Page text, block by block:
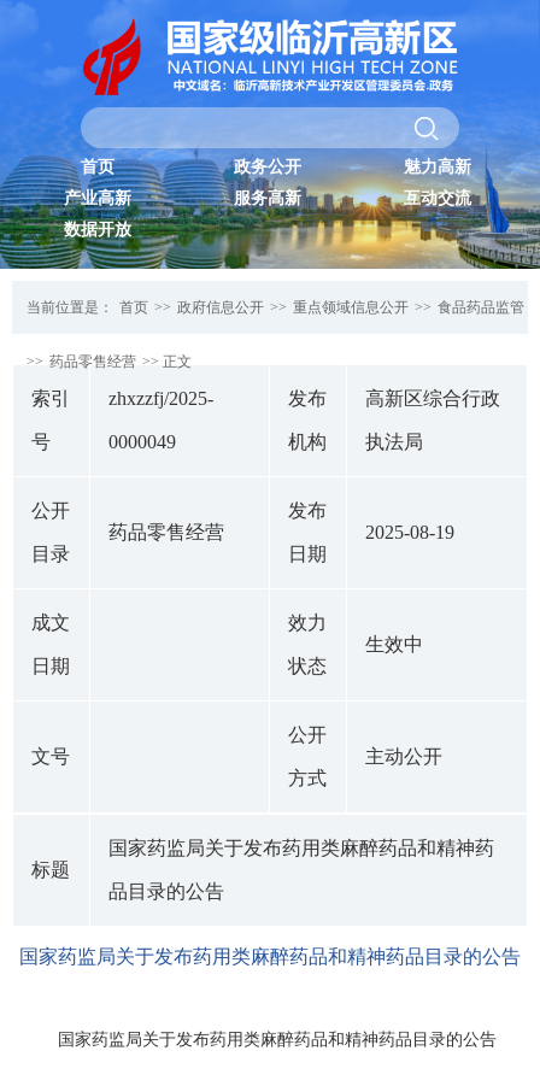
首页 政务公开
魅力高新
产业高新
服务高新
互动交流
数据开放
当前位置是： 首页 >> 政府信息公开 >> 重点领域信息公开 >> 食品药品监管
>> 药品零售经营 >> 正文
索引
号
zhxzzfj/2025-
0000049
发布
机构
高新区综合行政
执法局
公开
目录
药品零售经营
发布
日期
2025-08-19
成文
日期
效力
状态
生效中
文号
公开
方式
主动公开
标题
国家药监局关于发布药用类麻醉药品和精神药
品目录的公告
国家药监局关于发布药用类麻醉药品和精神药品目录的公告
国家药监局关于发布药用类麻醉药品和精神药品目录的公告